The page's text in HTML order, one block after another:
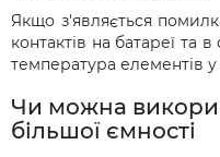
Якщо з'являється
контактів на батареї та
температура елементів у
Чи можна
більшої ємності